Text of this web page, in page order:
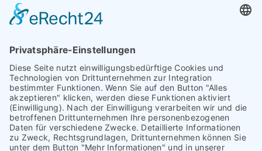
Augsburg
Darmstadt
Frankfurt
Heidelberg
Hofheim am
Taunus
Mannheim
Impressum
Datenschutz
Cookie-Einstellungen